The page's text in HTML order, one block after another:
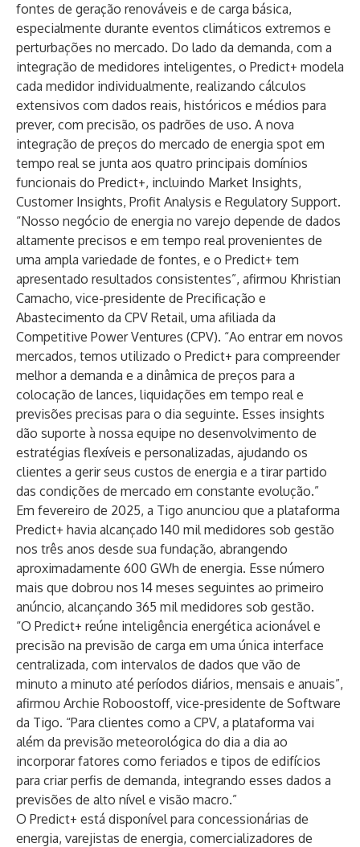
fontes de geração renováveis e de carga básica,
especialmente durante eventos climáticos extremos e
perturbações no mercado. Do lado da demanda, com a
integração de medidores inteligentes, o Predict+ modela
cada medidor individualmente, realizando cálculos
extensivos com dados reais, históricos e médios para
prever, com precisão, os padrões de uso. A nova
integração de preços do mercado de energia spot em
tempo real se junta aos quatro principais domínios
funcionais do Predict+, incluindo Market Insights,
Customer Insights, Profit Analysis e Regulatory Support.
“Nosso negócio de energia no varejo depende de dados
altamente precisos e em tempo real provenientes de
uma ampla variedade de fontes, e o Predict+ tem
apresentado resultados consistentes”, afirmou Khristian
Camacho, vice-presidente de Precificação e
Abastecimento da CPV Retail, uma afiliada da
Competitive Power Ventures (CPV). “Ao entrar em novos
mercados, temos utilizado o Predict+ para compreender
melhor a demanda e a dinâmica de preços para a
colocação de lances, liquidações em tempo real e
previsões precisas para o dia seguinte. Esses insights
dão suporte à nossa equipe no desenvolvimento de
estratégias flexíveis e personalizadas, ajudando os
clientes a gerir seus custos de energia e a tirar partido
das condições de mercado em constante evolução.”
Em fevereiro de 2025, a Tigo anunciou que a plataforma
Predict+ havia alcançado 140 mil medidores sob gestão
nos três anos desde sua fundação, abrangendo
aproximadamente 600 GWh de energia. Esse número
mais que dobrou nos 14 meses seguintes ao primeiro
anúncio, alcançando 365 mil medidores sob gestão.
“O Predict+ reúne inteligência energética acionável e
precisão na previsão de carga em uma única interface
centralizada, com intervalos de dados que vão de
minuto a minuto até períodos diários, mensais e anuais”,
afirmou Archie Roboostoff, vice-presidente de Software
da Tigo. “Para clientes como a CPV, a plataforma vai
além da previsão meteorológica do dia a dia ao
incorporar fatores como feriados e tipos de edifícios
para criar perfis de demanda, integrando esses dados a
previsões de alto nível e visão macro.”
O Predict+ está disponível para concessionárias de
energia, varejistas de energia, comercializadores de